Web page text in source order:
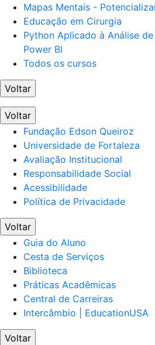
Mapas Mentais -
Educação em Cirurgia
Python Aplicado à Análise
Power BI
Todos os cursos
Voltar
Voltar
Fundação Edson Queiroz
Universidade de Fortaleza
Avaliação Institucional
Responsabilidade Social
Acessibilidade
Política de Privacidade
Voltar
Guia do Aluno
Cesta de Serviços
Biblioteca
Práticas Acadêmicas
Central de Carreiras
Intercâmbio | EducationUSA
Voltar